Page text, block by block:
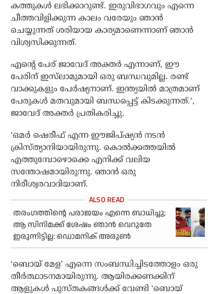
കത്തുകള്‍ ലഭിക്കാറുണ്ട്. ഇരുവിഭാഗവും എന്നെ
ചീത്തവിളിക്കുന്ന കാലം വരേയും ഞാന്‍
ചെയ്യുന്നത് ശരിയായ കാര്യമാണെന്നാണ് ഞാന്‍
വിശ്വസിക്കുന്നത്.
എന്റെ പേര് ജാവേദ് അക്തര്‍ എന്നാണ്, ഈ
പേരിന് ഇസ്‌ലാമുമായി ഒരു ബന്ധവുമില്ല. രണ്ട്
വാക്കുകളും പേര്‍ഷ്യനാണ്. ഇന്ത്യയില്‍ മാത്രമാണ്
പേരുകള്‍ മതവുമായി ബന്ധപ്പെട്ട് കിടക്കുന്നത്.’,
ജാവേദ് അക്തര്‍ പ്രതികരിച്ചു.
‘ഒമര്‍ ഷെരീഫ് എന്ന ഈജിപ്ഷ്യന്‍ നടന്‍
ക്രിസ്ത്യാനിയായിരുന്നു. കൊല്‍ക്കത്തയില്‍
എത്തുമ്പോഴൊക്കെ എനിക്ക് വലിയ
സന്തോഷമായിരുന്നു. ഞാന്‍ ഒരു
നിരീശ്വരവാദിയാണ്.
തരംഗത്തിന്റെ പരാജയം എന്നെ ബാധിച്ചു;
ആ സിനിമക്ക് ശേഷം ഞാന്‍ വെറുതേ
ഇരുന്നിട്ടില്ല: ഡൊമനിക് അരുണ്‍
‘ബൊയ് മേള’ എന്നെ സംബന്ധിച്ചിടത്തോളം ഒരു
തീര്‍ത്ഥാടനമായിരുന്നു. ആയിരക്കണക്കിന്
ആളുകള്‍ പുസ്തകങ്ങള്‍ക്ക് വേണ്ടി ‘ബൊയ്